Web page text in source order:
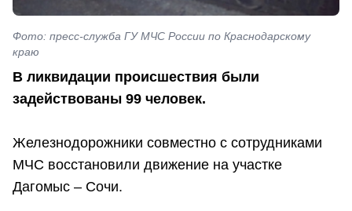
Фото: пресс-служба ГУ МЧС России по Краснодарскому
краю
В ликвидации происшествия были
задействованы 99 человек.
Железнодорожники совместно с сотрудниками
МЧС восстановили движение на участке
Дагомыс – Сочи.